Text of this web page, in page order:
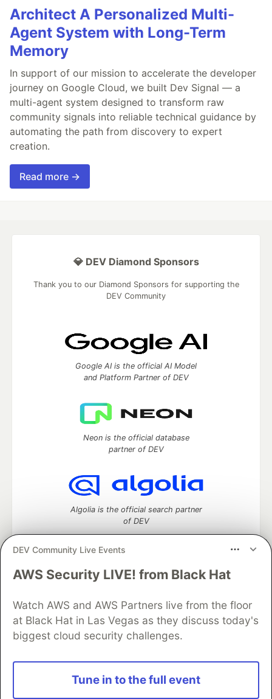
Architect A Personalized Multi-
Agent System with Long-Term
Memory
In support of our mission to accelerate the developer
journey on Google Cloud, we built Dev Signal — a
multi-agent system designed to transform raw
community signals into reliable technical guidance by
automating the path from discovery to expert
creation.
Read more →
DEV Community Live Events
AWS Security LIVE! from Black Hat
Watch AWS and AWS Partners live from the floor
at Black Hat in Las Vegas as they discuss today's
biggest cloud security challenges.
Tune in to the full event
💎 DEV Diamond Sponsors
Thank you to our Diamond Sponsors for supporting the
DEV Community
Google AI is the official AI Model
and Platform Partner of DEV
Neon is the official database
partner of DEV
Algolia is the official search partner
of DEV
DEV Community— A space to discuss and keep up software
Home
DEV Challenges DEV++
Videos
DEV Education Tracks
DEV Help
Advertise on DEV
Organization Accounts
DEV Showcase
Contact
Free Postgres Database
DEV Shop
and other inclusive communities.